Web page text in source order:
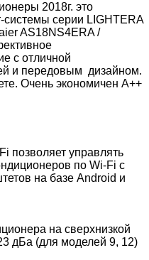
2018г. это
серии LIGHTERA
AS18NS4ERA /
с отличной
и передовым дизайном.
Очень экономичен А++
позволяет управлять
по Wi-Fi с
на базе Android и
на сверхнизкой
дБа (для моделей 9, 12)